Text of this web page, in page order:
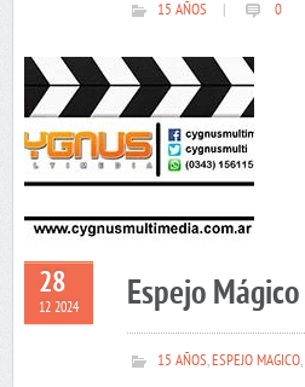
15 AÑOS 0
28
12 2024 Espejo
15 AÑOS,ESPEJO MAGICO,